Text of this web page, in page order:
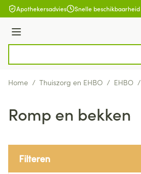
Ga naar de inhoud
Apothekersadvies Snelle beschikbaarheid
Menu
Home / Thuiszorg en EHBO / EHBO /
Romp en bekken
Filteren